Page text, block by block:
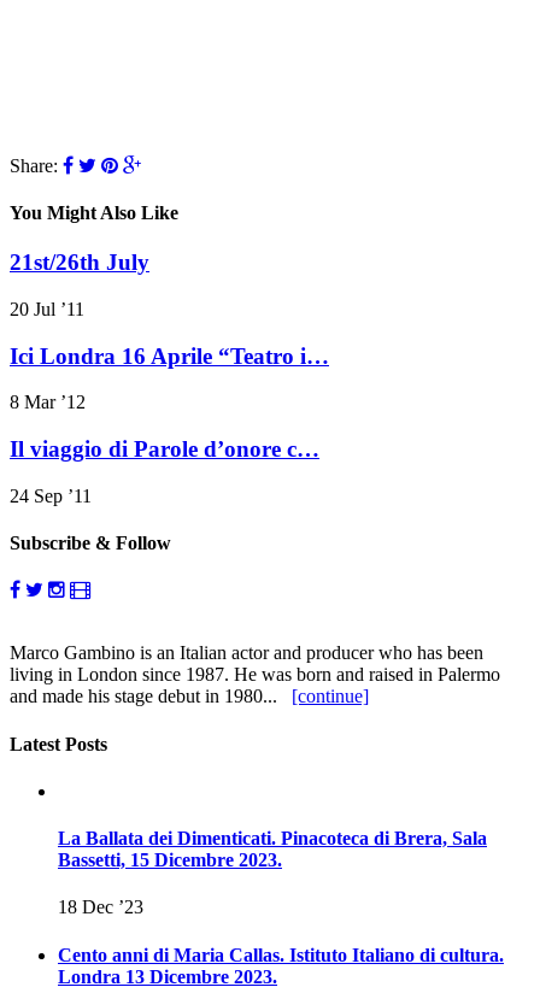
Share:
You Might Also Like
21st/26th July
20 Jul ’11
Ici Londra 16 Aprile “Teatro i…
8 Mar ’12
Il viaggio di Parole d’onore c…
24 Sep ’11
Subscribe & Follow
Marco Gambino is an Italian actor and producer who has been
living in London since 1987. He was born and raised in Palermo
and made his stage debut in 1980... [continue]
Latest Posts
La Ballata dei Dimenticati. Pinacoteca di Brera, Sala
Bassetti, 15 Dicembre 2023.
18 Dec ’23
Cento anni di Maria Callas. Istituto Italiano di cultura.
Londra 13 Dicembre 2023.